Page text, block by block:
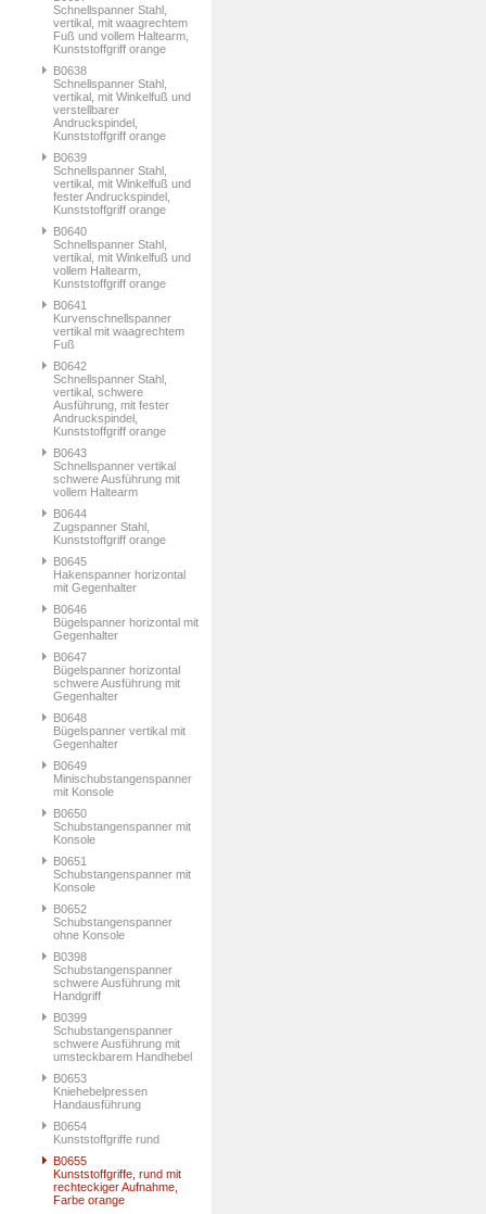
Schnellspanner Stahl,
vertikal, mit waagrechtem
Fuß und vollem Haltearm,
Kunststoffgriff orange
B0638
Schnellspanner Stahl,
vertikal, mit Winkelfuß und
verstellbarer
Andruckspindel,
Kunststoffgriff orange
B0639
Schnellspanner Stahl,
vertikal, mit Winkelfuß und
fester Andruckspindel,
Kunststoffgriff orange
B0640
Schnellspanner Stahl,
vertikal, mit Winkelfuß und
vollem Haltearm,
Kunststoffgriff orange
B0641
Kurvenschnellspanner
vertikal mit waagrechtem
Fuß
B0642
Schnellspanner Stahl,
vertikal, schwere
Ausführung, mit fester
Andruckspindel,
Kunststoffgriff orange
B0643
Schnellspanner vertikal
schwere Ausführung mit
vollem Haltearm
B0644
Zugspanner Stahl,
Kunststoffgriff orange
B0645
Hakenspanner horizontal
mit Gegenhalter
B0646
Bügelspanner horizontal mit
Gegenhalter
B0647
Bügelspanner horizontal
schwere Ausführung mit
Gegenhalter
B0648
Bügelspanner vertikal mit
Gegenhalter
B0649
Minischubstangenspanner
mit Konsole
B0650
Schubstangenspanner mit
Konsole
B0651
Schubstangenspanner mit
Konsole
B0652
Schubstangenspanner
ohne Konsole
B0398
Schubstangenspanner
schwere Ausführung mit
Handgriff
B0399
Schubstangenspanner
schwere Ausführung mit
umsteckbarem Handhebel
B0653
Kniehebelpressen
Handausführung
B0654
Kunststoffgriffe rund
B0655
Kunststoffgriffe, rund mit
rechteckiger Aufnahme,
Farbe orange